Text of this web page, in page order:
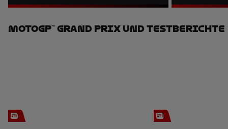
MotoGP™ Grand Prix Und Testberichte